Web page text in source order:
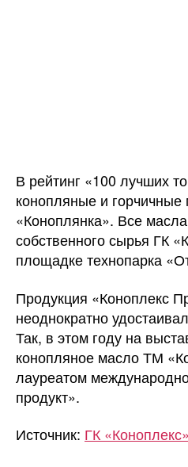
В рейтинг «100 лучших
конопляные и
«Коноплянка». Все
собственного сырья ГК
площадке технопарка
Продукция «Коноплекс
неоднократно
Так, в этом году на
конопляное масло ТМ
лауреатом
продукт».
Источник: ГК «Коноплекс»